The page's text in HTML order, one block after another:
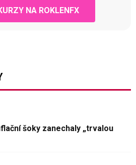
NA ROKLENFX
šoky zanechaly „trvalou